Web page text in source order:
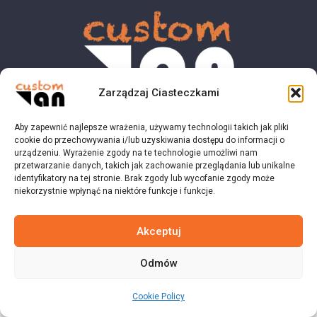
Zarządzaj Ciasteczkami
Aby zapewnić najlepsze wrażenia, używamy technologii takich jak pliki
cookie do przechowywania i/lub uzyskiwania dostępu do informacji o
urządzeniu. Wyrażenie zgody na te technologie umożliwi nam
przetwarzanie danych, takich jak zachowanie przeglądania lub unikalne
identyfikatory na tej stronie. Brak zgody lub wycofanie zgody może
niekorzystnie wpłynąć na niektóre funkcje i funkcje.
Akceptuj
Odmów
Cookie Policy
© 2023 customvan.pl - Wszystkie prawa zastrzeżone.